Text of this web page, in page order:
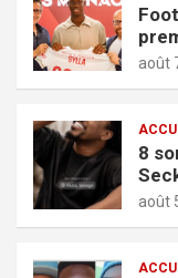
août
8
de
août